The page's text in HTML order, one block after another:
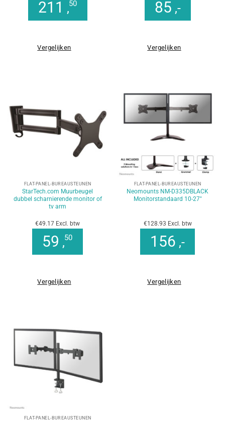
211 ,50
Vergelijken
85 ,-
Vergelijken
FLAT-PANEL-BUREAUSTEUNEN
StarTech.com Muurbeugel
dubbel scharnierende monitor of
tv arm
€49.17 Excl. btw
59 ,50
Vergelijken
FLAT-PANEL-BUREAUSTEUNEN
Neomounts NM-D335DBLACK
Monitorstandaard 10-27″
€128.93 Excl. btw
156 ,-
Vergelijken
FLAT-PANEL-BUREAUSTEUNEN